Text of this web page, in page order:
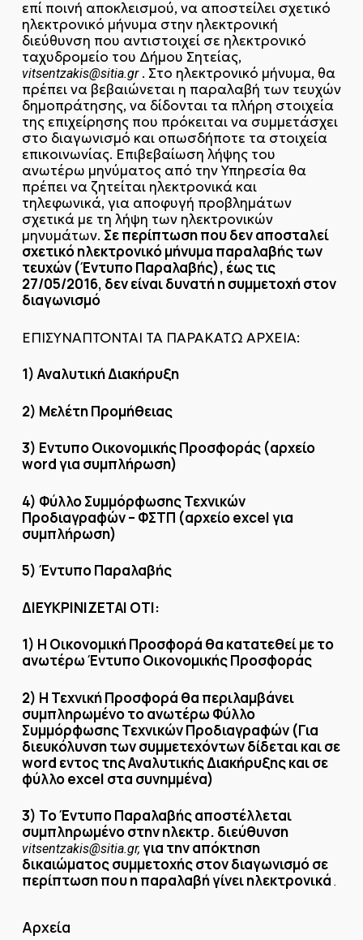
επί ποινή αποκλεισμού, να αποστείλει σχετικό
ηλεκτρονικό μήνυμα στην ηλεκτρονική
διεύθυνση που αντιστοιχεί σε ηλεκτρονικό
ταχυδρομείο του Δήμου Σητείας,
vitsentzakis@sitia.gr. Στο ηλεκτρονικό μήνυμα, θα
πρέπει να βεβαιώνεται η παραλαβή των τευχών
δημοπράτησης, να δίδονται τα πλήρη στοιχεία
της επιχείρησης που πρόκειται να συμμετάσχει
στο διαγωνισμό και οπωσδήποτε τα στοιχεία
επικοινωνίας. Επιβεβαίωση λήψης του
ανωτέρω μηνύματος από την Υπηρεσία θα
πρέπει να ζητείται ηλεκτρονικά και
τηλεφωνικά, για αποφυγή προβλημάτων
σχετικά με τη λήψη των ηλεκτρονικών
μηνυμάτων. Σε περίπτωση που δεν αποσταλεί
σχετικό ηλεκτρονικό μήνυμα παραλαβής των
τευχών (Έντυπο Παραλαβής), έως τις
27/05/2016, δεν είναι δυνατή η συμμετοχή στον
διαγωνισμό
ΕΠΙΣΥΝΑΠΤΟΝΤΑΙ ΤΑ ΠΑΡΑΚΑΤΩ ΑΡΧΕΙΑ:
1) Αναλυτική Διακήρυξη
2) Μελέτη Προμήθειας
3) Εντυπο Οικονομικής Προσφοράς (αρχείο
word για συμπλήρωση)
4) Φύλλο Συμμόρφωσης Τεχνικών
Προδιαγραφών – ΦΣΤΠ (αρχείο excel για
συμπλήρωση)
5) Έντυπο Παραλαβής
ΔΙΕΥΚΡΙΝΙΖΕΤΑΙ ΟΤΙ:
1) Η Οικονομική Προσφορά θα κατατεθεί με το
ανωτέρω Έντυπο Οικονομικής Προσφοράς
2) Η Τεχνική Προσφορά θα περιλαμβάνει
συμπληρωμένο το ανωτέρω Φύλλο
Συμμόρφωσης Τεχνικών Προδιαγραφών (Για
διευκόλυνση των συμμετεχόντων δίδεται και σε
word εντος της Αναλυτικής Διακήρυξης και σε
φύλλο excel στα συνημμένα)
3) Το Έντυπο Παραλαβής αποστέλλεται
συμπληρωμένο στην ηλεκτρ. διεύθυνση
vitsentzakis@sitia.gr, για την απόκτηση
δικαιώματος συμμετοχής στον διαγωνισμό σε
περίπτωση που η παραλαβή γίνει ηλεκτρονικά .
Αρχεία